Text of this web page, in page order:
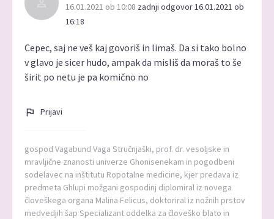
16.01.2021 ob 10:08 zadnji odgovor 16.01.2021 ob
16:18
Cepec, saj ne veš kaj govoriš in limaš. Da si tako bolno
v glavo je sicer hudo, ampak da misliš da moraš to še
širit po netu je pa komično no
Prijavi
gospod Vagabund Vaga Stručnjaški, prof. dr. vesoljske in
mravljične znanosti univerze Ghonisenekam in pogodbeni
sodelavec na inštitutu Ropotalne medicine, kjer predava iz
predmeta Ghlupi možgani gospodinj diplomiral iz novega
človeškega organa Malina Felicus, doktoriral iz nožnih prstov
medvedjih šap Specializant oddelka za človeško blato in